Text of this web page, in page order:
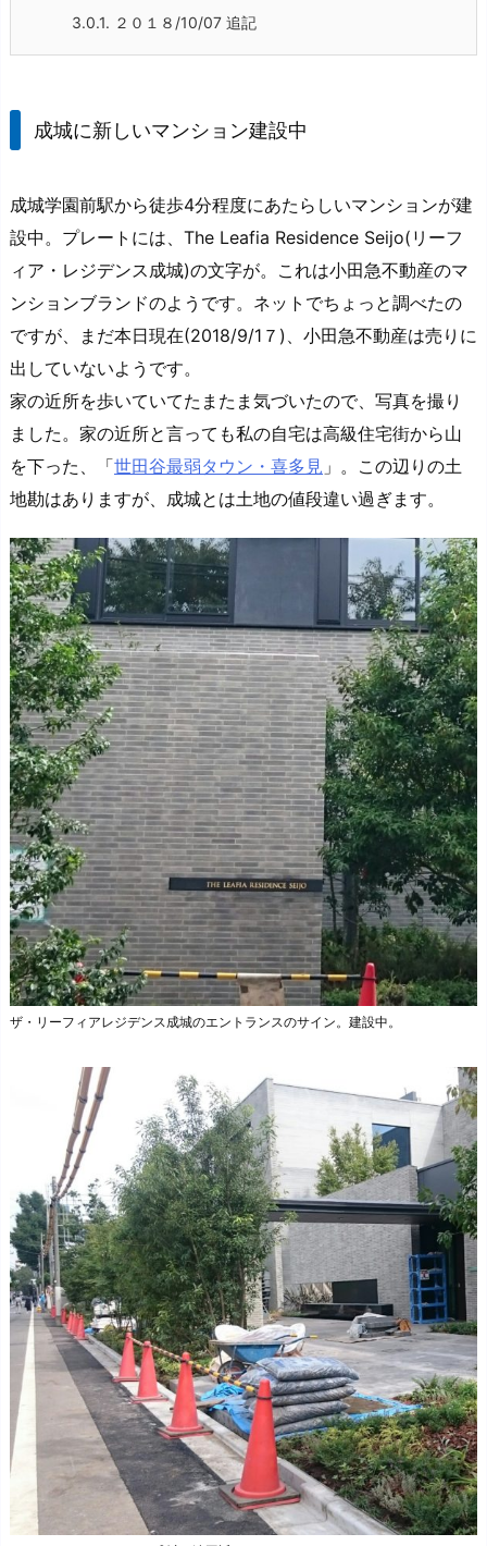
3.0.1. ２０１８/10/07 追記
成城に新しいマンション建設中
成城学園前駅から徒歩4分程度にあたらしいマンションが建
設中。プレートには、The Leafia Residence Seijo(リーフ
ィア・レジデンス成城)の文字が。これは小田急不動産のマ
ンションブランドのようです。ネットでちょっと調べたの
ですが、まだ本日現在(2018/9/1７)、小田急不動産は売りに
出していないようです。
家の近所を歩いていてたまたま気づいたので、写真を撮り
ました。家の近所と言っても私の自宅は高級住宅街から山
を下った、「世田谷最弱タウン・喜多見 」。この辺りの土
地勘はありますが、成城とは土地の値段違い過ぎます。
ザ・リーフィアレジデンス成城のエントランスのサイン。建設中。